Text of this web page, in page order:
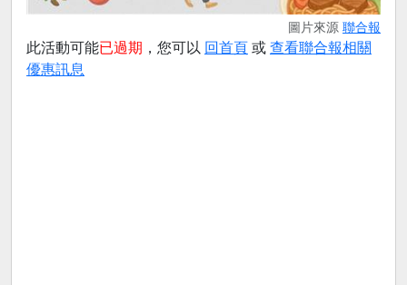
圖片來源 聯合報
此活動可能已過期 ，您可以 回首頁 或 查看聯合報相關
優惠訊息